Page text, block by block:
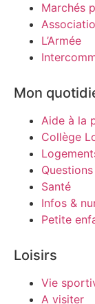
Marchés
L’Armée
Mon
Aide à la
Collège
Santé
Infos &
Petite
Loisirs
Vie
A visiter